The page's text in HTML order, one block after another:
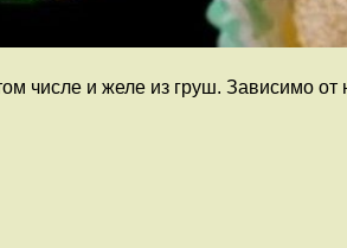
числе и желе из груш. Зависимо